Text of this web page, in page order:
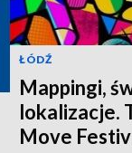
ŁÓDŹ
Mappingi,
lokalizacje.
Move